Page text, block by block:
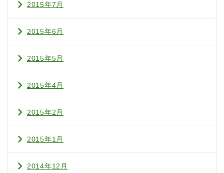
2015年7月
2015年6月
2015年5月
2015年4月
2015年2月
2015年1月
2014年12月